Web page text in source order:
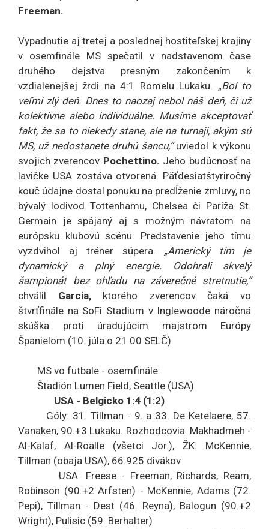
Freeman.
Vypadnutie aj tretej a poslednej hostiteľskej krajiny
v osemfinále MS spečatil v nadstavenom čase
druhého dejstva presným zakončením k
vzdialenejšej žrdi na 4:1 Romelu Lukaku. „Bol to
veľmi zlý deň. Dnes to naozaj nebol náš deň, či už
kolektívne alebo individuálne. Musíme akceptovať
fakt, že sa to niekedy stane, ale na turnaji, akým sú
MS, už nedostanete druhú šancu,“uviedol k výkonu
svojich zverencov Pochettino. Jeho budúcnosť na
lavičke USA zostáva otvorená. Päťdesiatštyriročný
kouč údajne dostal ponuku na predĺženie zmluvy, no
bývalý lodivod Tottenhamu, Chelsea či Paríža St.
Germain je spájaný aj s možným návratom na
európsku klubovú scénu. Predstavenie jeho tímu
vyzdvihol aj tréner súpera. „Americký tím je
dynamický a plný energie. Odohrali skvelý
šampionát bez ohľadu na záverečné stretnutie,“
chválil Garcia,ktorého zverencov čaká vo
štvrťfinále na SoFi Stadium v Inglewoode náročná
skúška proti úradujúcim majstrom Európy
Španielom (10. júla o 21.00 SELČ).
MS vo futbale - osemfinále:
Štadión Lumen Field, Seattle (USA)
USA - Belgicko 1:4 (1:2)
Góly: 31. Tillman - 9. a 33. De Ketelaere, 57.
Vanaken, 90.+3 Lukaku. Rozhodcovia: Makhadmeh -
Al-Kalaf, Al-Roalle (všetci Jor.), ŽK: McKennie,
Tillman (obaja USA), 66.925 divákov.
USA: Freese - Freeman, Richards, Ream,
Robinson (90.+2 Arfsten) - McKennie, Adams (72.
Pepi), Tillman - Dest (46. Reyna), Balogun (90.+2
Wright), Pulisic (59. Berhalter)